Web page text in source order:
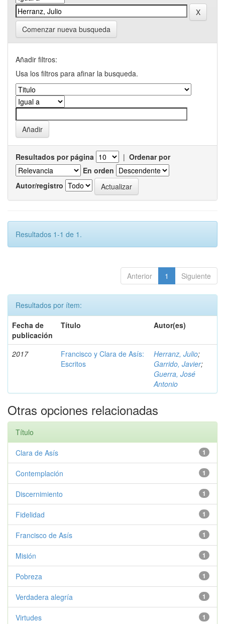
Comenzar nueva busqueda
Añadir filtros:
Usa los filtros para afinar la busqueda.
Resultados por página | Ordenar por
En orden
Autor/registro
Resultados 1-1 de 1.
Anterior 1 Siguiente
Resultados por ítem:
Fecha de
publicación
Título Autor(es)
2017
Francisco y Clara de Asís:
Escritos
Herranz, Julio;
Garrido, Javier;
Guerra, José
Antonio
Otras opciones relacionadas
Título
1
Clara de Asís
1
Contemplación
1
Discernimiento
1
Fidelidad
1
Francisco de Asís
1
Misión
1
Pobreza
1
Verdadera alegría
1
Virtudes